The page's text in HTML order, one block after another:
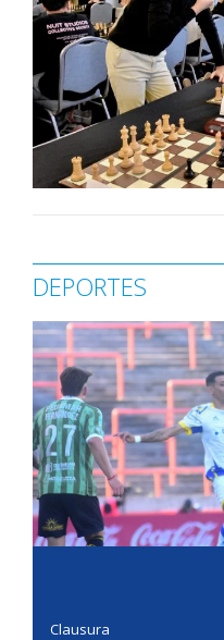
DEPORTES
Clausura